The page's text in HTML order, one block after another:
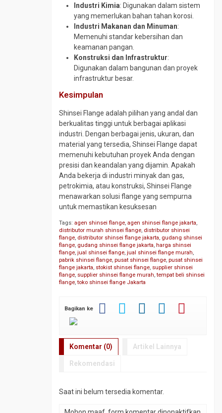
Industri Kimia: Digunakan dalam sistem
yang memerlukan bahan tahan korosi.
Industri Makanan dan Minuman:
Memenuhi standar kebersihan dan
keamanan pangan.
Konstruksi dan Infrastruktur:
Digunakan dalam bangunan dan proyek
infrastruktur besar.
Kesimpulan
Shinsei Flange adalah pilihan yang andal dan
berkualitas tinggi untuk berbagai aplikasi
industri. Dengan berbagai jenis, ukuran, dan
material yang tersedia, Shinsei Flange dapat
memenuhi kebutuhan proyek Anda dengan
presisi dan keandalan yang dijamin. Apakah
Anda bekerja di industri minyak dan gas,
petrokimia, atau konstruksi, Shinsei Flange
menawarkan solusi flange yang sempurna
untuk memastikan kesuksesan
Tags: agen shinsei flange, agen shinsei flange jakarta,
distributor murah shinsei flange, distributor shinsei
flange, distributor shinsei flange jakarta, gudang shinsei
flange, gudang shinsei flange jakarta, harga shinsei
flange, jual shinsei flange, jual shinsei flange murah,
pabrik shinsei flange, pusat shinsei flange, pusat shinsei
flange jakarta, stokist shinsei flange, supplier shinsei
flange, supplier shinsei flange murah,tempat beli shinsei
flange,toko shinsei flange Jakarta
Bagikan ke
Komentar (0) Artikel Lainnya
Rekomendasi
Saat ini belum tersedia komentar.